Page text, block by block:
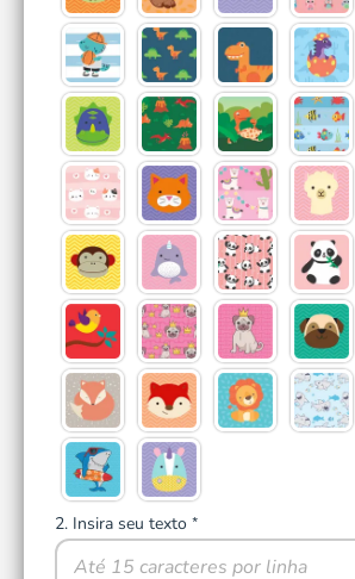
2. Insira seu texto *